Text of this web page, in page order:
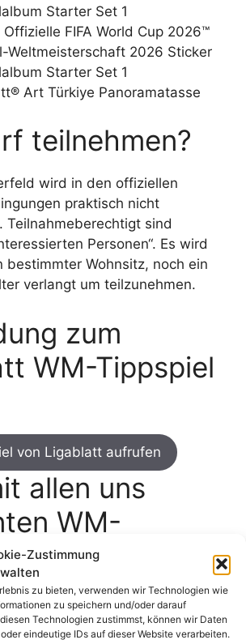
Zustimmung
zu bieten, verwenden wir Technologien wie
zu speichern und/oder darauf
Technologien zustimmst, können wir Daten
eindeutige IDs auf dieser Website verarbeiten.
Starter Set 1
Offizielle FIFA World Cup 2026™
Weltmeisterschaft 2026 Sticker
Starter Set 1
Art Türkiye Panoramatasse
teilnehmen?
wird in den offiziellen
praktisch nicht
Teilnahmeberechtigt sind
Personen“. Es wird
bestimmter Wohnsitz, noch ein
verlangt um teilzunehmen.
zum
WM-Tippspiel
von Ligablatt aufrufen
allen uns
WM-
mit Gewinn
von zahlreichen Tippspielen
denen ihr Preise gewinnen
es zu unserer kompletten